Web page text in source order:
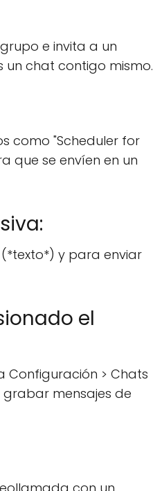
e invita a un
un chat contigo mismo.
como "Scheduler for
que se envíen en un
y para enviar
el
Configuración > Chats
grabar mensajes de